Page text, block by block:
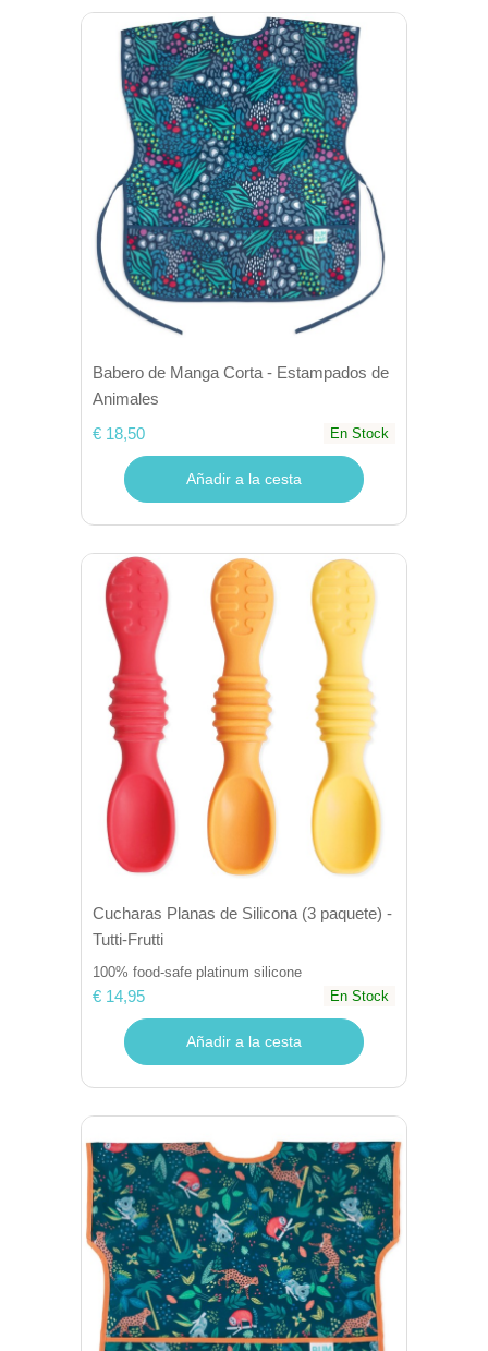
Babero de Manga Corta - Estampados de
Animales
€ 18,50
En Stock
Añadir a la cesta
Cucharas Planas de Silicona (3 paquete) -
Tutti-Frutti
100% food-safe platinum silicone
€ 14,95 En Stock
Añadir a la cesta